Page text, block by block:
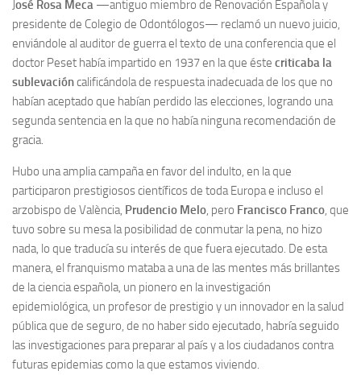
José Rosa Meca —antiguo miembro de Renovación Española y
presidente de Colegio de Odontólogos— reclamó un nuevo juicio,
enviándole al auditor de guerra el texto de una conferencia que el
doctor Peset había impartido en 1937 en la que éste criticaba la
sublevacióncalificándola de respuesta inadecuada de los que no
habían aceptado que habían perdido las elecciones, logrando una
segunda sentencia en la que no había ninguna recomendación de
gracia.
Hubo una amplia campaña en favor del indulto, en la que
participaron prestigiosos científicos de toda Europa e incluso el
arzobispo de València, Prudencio Melo, pero Francisco Franco, que
tuvo sobre su mesa la posibilidad de conmutar la pena, no hizo
nada, lo que traducía su interés de que fuera ejecutado. De esta
manera, el franquismo mataba a una de las mentes más brillantes
de la ciencia española, un pionero en la investigación
epidemiológica, un profesor de prestigio y un innovador en la salud
pública que de seguro, de no haber sido ejecutado, habría seguido
las investigaciones para preparar al país y a los ciudadanos contra
futuras epidemias como la que estamos viviendo.